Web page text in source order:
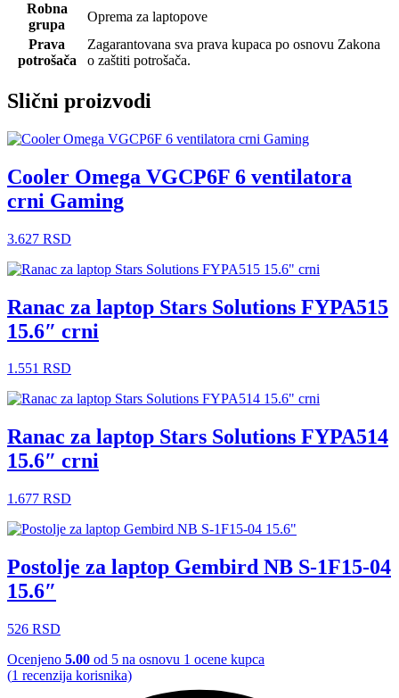
Robna
grupa
Oprema za laptopove
Prava
potrošača
Zagarantovana sva prava kupaca po osnovu Zakona
o zaštiti potrošača.
Slični proizvodi
Cooler Omega VGCP6F 6 ventilatora
crni Gaming
3.627 RSD
Ranac za laptop Stars Solutions FYPA515
15.6″ crni
1.551 RSD
Ranac za laptop Stars Solutions FYPA514
15.6″ crni
1.677 RSD
Postolje za laptop Gembird NB S-1F15-04
15.6″
526 RSD
Ocenjeno 5.00 od 5 na osnovu 1 ocene kupca
(1 recenzija korisnika)